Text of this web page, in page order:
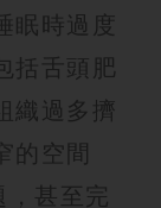
眠時過度
括舌頭肥
織過多擠
的空間
，甚至完